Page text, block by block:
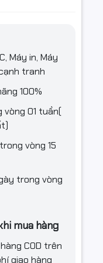
Máy in, Máy
tranh
100%
vòng 01 tuần(
vòng 15
trong vòng
mua hàng
COD trên
giao hàng